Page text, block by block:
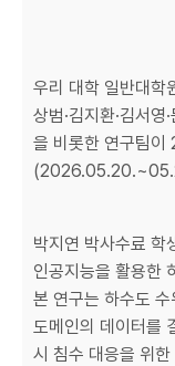
우리 대학 일반대학
상범·김지환·김서
을 비롯한 연구팀이
박지연 박사수료 학
인공지능을 활용한
본 연구는 하수도
도메인의 데이터를
시 침수 대응을 위